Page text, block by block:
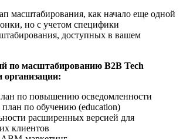
масштабирования, как начало еще одной
но с учетом специфики
доступных в вашем
по масштабированию B2B Tech
организации:
по повышению осведомленности
план по обучению (education)
расширенных версией для
клиентов